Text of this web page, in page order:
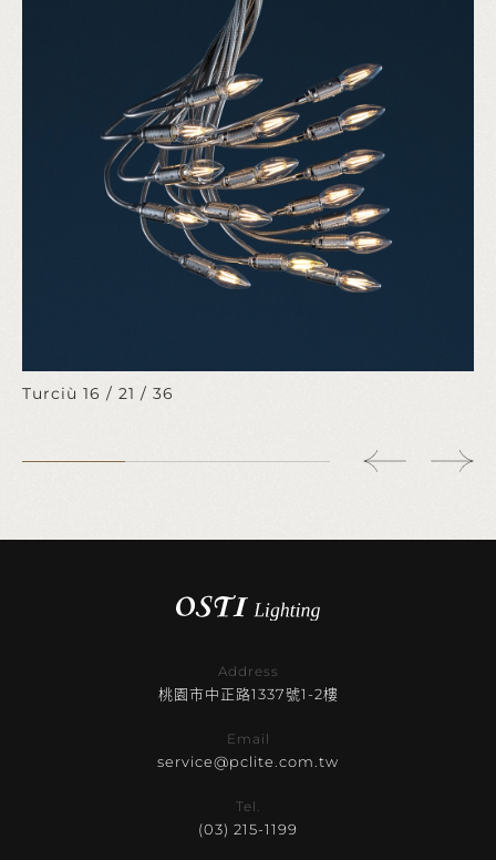
Turciù 16 / 21 / 36
Address
桃園市中正路1337號1-2樓
Email
service@pclite.com.tw
Tel.
(03) 215-1199